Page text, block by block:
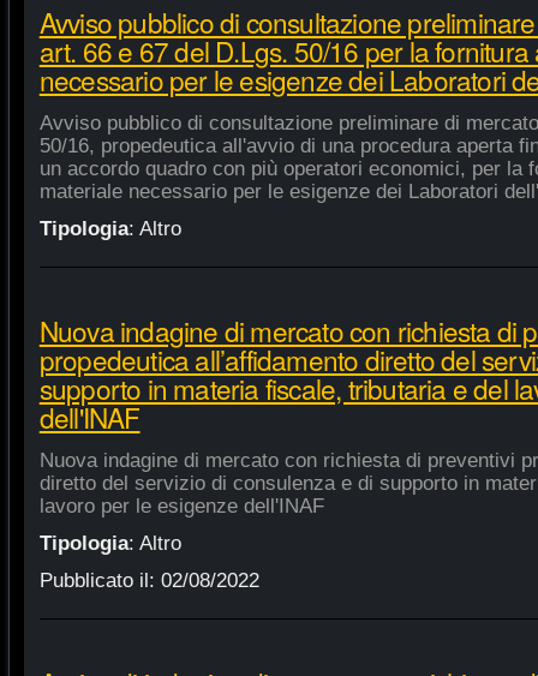
Avviso pubblico di consultazione
art. 66 e 67 del D.Lgs. 50/16 per la
necessario per le esigenze dei Laboratori
Avviso pubblico di consultazione preliminare di
50/16, propedeutica all'avvio di una procedura aperta
un accordo quadro con più operatori economici, per la
materiale necessario per le esigenze dei Laboratori
Tipologia: Altro
Nuova indagine di mercato con richiesta di
propedeutica all’affidamento diretto del
supporto in materia fiscale, tributaria e del
dell'INAF
Nuova indagine di mercato con richiesta di preventivi
diretto del servizio di consulenza e di supporto in
lavoro per le esigenze dell'INAF
Tipologia: Altro
Pubblicato il: 02/08/2022